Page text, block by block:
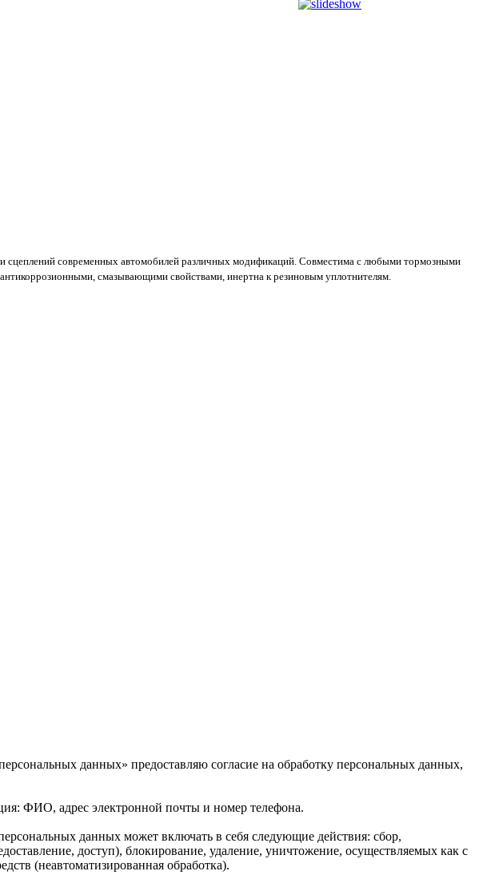
сцеплений современных автомобилей различных модификаций. Совместима с любыми тормозными
смазывающими свойствами, инертна к резиновым уплотнителям.
данных» предоставляю согласие на обработку персональных данных,
ФИО, адрес электронной почты и номер телефона.
данных может включать в себя следующие действия: сбор,
доступ), блокирование, удаление, уничтожение, осуществляемых как с
(неавтоматизированная обработка).